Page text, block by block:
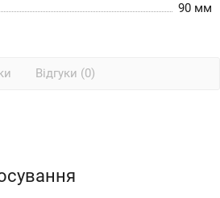
90 мм
Відгуки (0)